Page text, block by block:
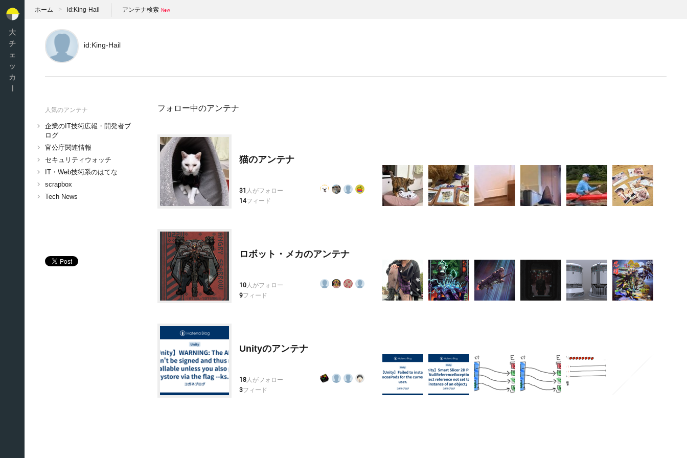
大
チ
ェ
ッ
カ
ホーム id:King-Hail アンテナ検索
id:King-Hail
人気のアンテナ
企業のIT技術広報・開発者ブ
ログ
官公庁関連情報
セキュリティウォッチ
IT・Web技術系のはてな
scrapbox
Tech News
フォロー中のアンテナ
猫のアンテナ
31 人がフォロー
14フィード
ロボット・メカのアンテナ
10人がフォロー
9フィード
Unityのアンテナ
18人がフォロー
3フィード